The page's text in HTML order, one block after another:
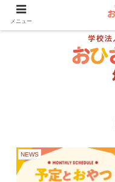
NEWS
メニュー